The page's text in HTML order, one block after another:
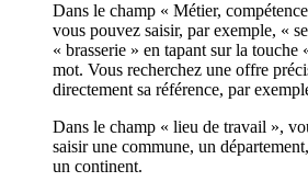
Dans le champ « Métier,
vous pouvez saisir, par exemple, «
« brasserie » en tapant sur la touche
mot. Vous recherchez une offre
directement sa référence, par
Dans le champ « lieu de travail »,
saisir une commune, un
un continent.